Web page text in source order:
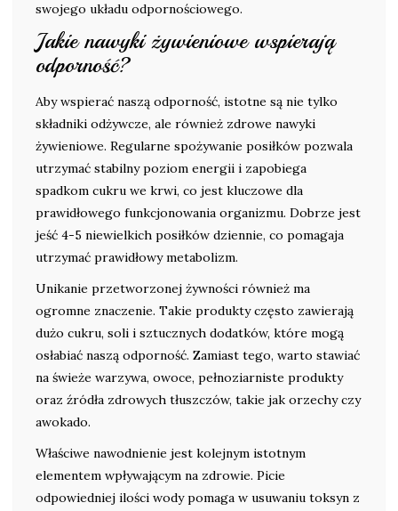
swojego układu odpornościowego.
Jakie nawyki żywieniowe wspierają
odporność?
Aby wspierać naszą odporność, istotne są nie tylko
składniki odżywcze, ale również zdrowe nawyki
żywieniowe. Regularne spożywanie posiłków pozwala
utrzymać stabilny poziom energii i zapobiega
spadkom cukru we krwi, co jest kluczowe dla
prawidłowego funkcjonowania organizmu. Dobrze jest
jeść 4-5 niewielkich posiłków dziennie, co pomagaja
utrzymać prawidłowy metabolizm.
Unikanie przetworzonej żywności również ma
ogromne znaczenie. Takie produkty często zawierają
dużo cukru, soli i sztucznych dodatków, które mogą
osłabiać naszą odporność. Zamiast tego, warto stawiać
na świeże warzywa, owoce, pełnoziarniste produkty
oraz źródła zdrowych tłuszczów, takie jak orzechy czy
awokado.
Właściwe nawodnienie jest kolejnym istotnym
elementem wpływającym na zdrowie. Picie
odpowiedniej ilości wody pomaga w usuwaniu toksyn z